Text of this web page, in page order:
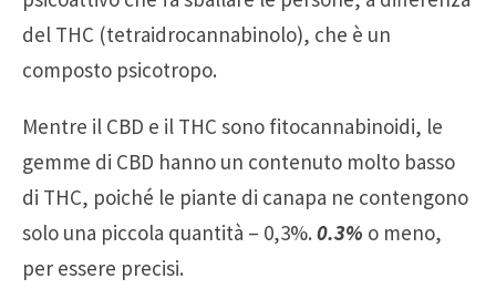
del THC (tetraidrocannabinolo), che è un
composto psicotropo.
Mentre il CBD e il THC sono fitocannabinoidi, le
gemme di CBD hanno un contenuto molto basso
di THC, poiché le piante di canapa ne contengono
solo una piccola quantità – 0,3%. 0.3% o meno,
per essere precisi.